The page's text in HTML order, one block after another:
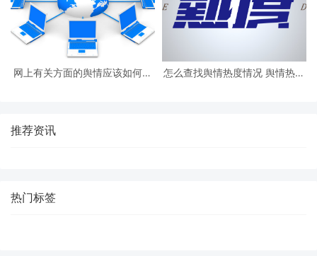
网上有关方面的舆情应该如何收
怎么查找舆情热度情况 舆情热度
推荐资讯
热门标签